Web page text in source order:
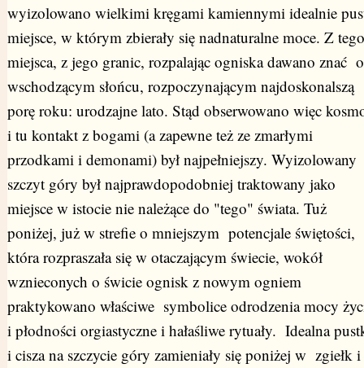
wyizolowano wielkimi kręgami kamiennymi idealnie
miejsce, w którym zbierały się nadnaturalne moce. Z tego
miejsca, z jego granic, rozpalając ogniska dawano znać o
wschodzącym słońcu, rozpoczynającym najdoskonalszą
porę roku: urodzajne lato. Stąd obserwowano więc
i tu kontakt z bogami (a zapewne też ze zmarłymi
przodkami i demonami) był najpełniejszy. Wyizolowany
szczyt góry był najprawdopodobniej traktowany jako
miejsce w istocie nie należące do "tego" świata. Tuż
poniżej, już w strefie o mniejszym potencjale świętości,
która rozpraszała się w otaczającym świecie, wokół
wznieconych o świcie ognisk z nowym ogniem
praktykowano właściwe symbolice odrodzenia mocy
i płodności orgiastyczne i hałaśliwe rytuały. Idealna
i cisza na szczycie góry zamieniały się poniżej w zgiełk